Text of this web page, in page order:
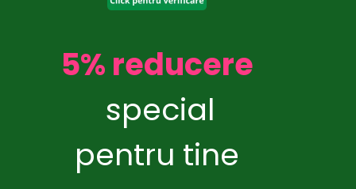
5% reducere
special
pentru tine